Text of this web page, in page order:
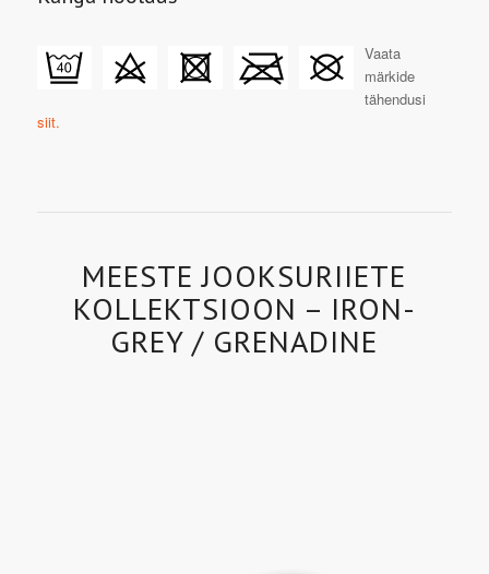
Vaata
märkide
tähendusi
siit.
MEESTE JOOKSURIIETE
KOLLEKTSIOON – IRON-
GREY / GRENADINE